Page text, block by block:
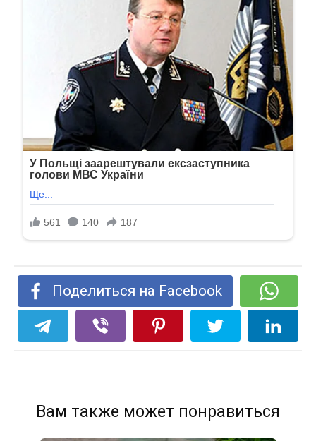
Поделиться на Facebook
Вам также может понравиться